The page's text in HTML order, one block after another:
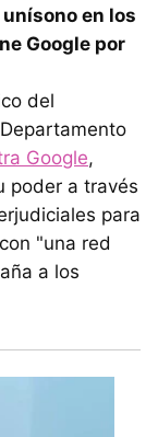
en los
Google por
del
Google,
poder a través
para
"una red
a los